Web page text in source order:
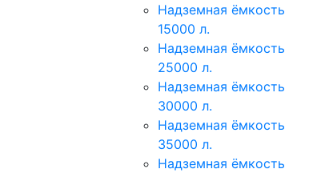
Надземная ёмкость
15000 л.
Надземная ёмкость
25000 л.
Надземная ёмкость
30000 л.
Надземная ёмкость
35000 л.
Надземная ёмкость